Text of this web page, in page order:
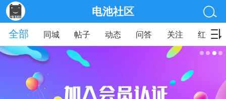
电池社区
全部
同城 帖子 动态 问答 关注 红包